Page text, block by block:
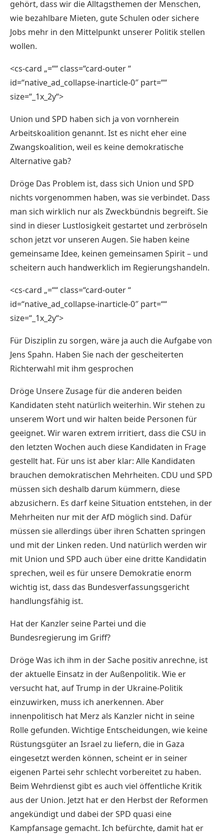
gehört, dass wir die Alltagsthemen der Menschen,
wie bezahlbare Mieten, gute Schulen oder sichere
Jobs mehr in den Mittelpunkt unserer Politik stellen
wollen.
<cs-card „=““ class=“card-outer “
id=“native_ad_collapse-inarticle-0″ part=““
size=“_1x_2y“>
Union und SPD haben sich ja von vornherein
Arbeitskoalition genannt. Ist es nicht eher eine
Zwangskoalition, weil es keine demokratische
Alternative gab?
Dröge Das Problem ist, dass sich Union und SPD
nichts vorgenommen haben, was sie verbindet. Dass
man sich wirklich nur als Zweckbündnis begreift. Sie
sind in dieser Lustlosigkeit gestartet und zerbröseln
schon jetzt vor unseren Augen. Sie haben keine
gemeinsame Idee, keinen gemeinsamen Spirit – und
scheitern auch handwerklich im Regierungshandeln.
<cs-card „=““ class=“card-outer “
id=“native_ad_collapse-inarticle-0″ part=““
size=“_1x_2y“>
Für Disziplin zu sorgen, wäre ja auch die Aufgabe von
Jens Spahn. Haben Sie nach der gescheiterten
Richterwahl mit ihm gesprochen
Dröge Unsere Zusage für die anderen beiden
Kandidaten steht natürlich weiterhin. Wir stehen zu
unserem Wort und wir halten beide Personen für
geeignet. Wir waren extrem irritiert, dass die CSU in
den letzten Wochen auch diese Kandidaten in Frage
gestellt hat. Für uns ist aber klar: Alle Kandidaten
brauchen demokratischen Mehrheiten. CDU und SPD
müssen sich deshalb darum kümmern, diese
abzusichern. Es darf keine Situation entstehen, in der
Mehrheiten nur mit der AfD möglich sind. Dafür
müssen sie allerdings über ihren Schatten springen
und mit der Linken reden. Und natürlich werden wir
mit Union und SPD auch über eine dritte Kandidatin
sprechen, weil es für unsere Demokratie enorm
wichtig ist, dass das Bundesverfassungsgericht
handlungsfähig ist.
Hat der Kanzler seine Partei und die
Bundesregierung im Griff?
Dröge Was ich ihm in der Sache positiv anrechne, ist
der aktuelle Einsatz in der Außenpolitik. Wie er
versucht hat, auf Trump in der Ukraine-Politik
einzuwirken, muss ich anerkennen. Aber
innenpolitisch hat Merz als Kanzler nicht in seine
Rolle gefunden. Wichtige Entscheidungen, wie keine
Rüstungsgüter an Israel zu liefern, die in Gaza
eingesetzt werden können, scheint er in seiner
eigenen Partei sehr schlecht vorbereitet zu haben.
Beim Wehrdienst gibt es auch viel öffentliche Kritik
aus der Union. Jetzt hat er den Herbst der Reformen
angekündigt und dabei der SPD quasi eine
Kampfansage gemacht. Ich befürchte, damit hat er